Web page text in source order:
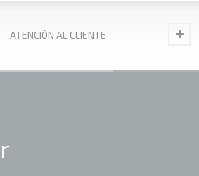
ATENCIÓN AL CLIENTE